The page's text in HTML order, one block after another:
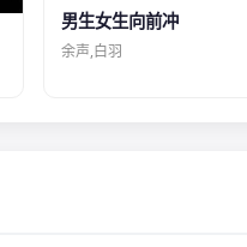
男生女生向前冲
余声,白羽